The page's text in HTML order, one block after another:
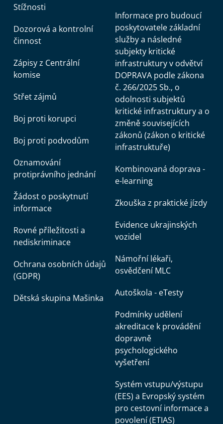
Stížnosti
Dozorová a kontrolní
činnost
Zápisy z Centrální
komise
Střet zájmů
Boj proti korupci
Boj proti podvodům
Oznamování
protiprávního jednání
Žádost o poskytnutí
informace
Rovné příležitosti a
nediskriminace
Ochrana osobních údajů
(GDPR)
Dětská skupina Mašinka
Informace pro budoucí
poskytovatele základní
služby a následné
subjekty kritické
infrastruktury v odvětví
DOPRAVA podle zákona
č. 266/2025 Sb., o
odolnosti subjektů
kritické infrastruktury a o
změně souvisejících
zákonů (zákon o kritické
infrastruktuře)
Kombinovaná doprava -
e-learning
Zkouška z praktické jízdy
Evidence ukrajinských
vozidel
Námořní lékaři,
osvědčení MLC
Autoškola - eTesty
Podmínky udělení
akreditace k provádění
dopravně
psychologického
vyšetření
Systém vstupu/výstupu
(EES) a Evropský systém
pro cestovní informace a
povolení (ETIAS)